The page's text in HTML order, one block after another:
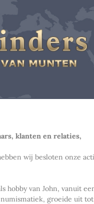
klanten en relaties,
wij besloten onze
hobby van John, vanuit
groeide uit